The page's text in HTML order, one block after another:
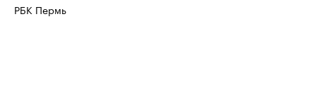
РБК Пермь